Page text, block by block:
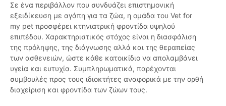
Σε ένα περιβάλλον που συνδυάζει επιστημονική
εξειδίκευση με αγάπη για τα ζώα, η ομάδα του Vet for
my pet προσφέρει κτηνιατρική φροντίδα υψηλού
επιπέδου. Χαρακτηριστικός στόχος είναι η διασφάλιση
της πρόληψης, της διάγνωσης αλλά και της θεραπείας
των ασθενειών, ώστε κάθε κατοικίδιο να απολαμβάνει
υγεία και ευτυχία. Συμπληρωματικά, παρέχονται
συμβουλές προς τους ιδιοκτήτες αναφορικά με την ορθή
διαχείριση και φροντίδα των ζώων τους.